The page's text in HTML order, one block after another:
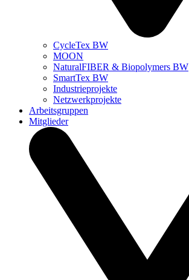
CycleTex BW
MOON
NaturalFIBER & Biopolymers BW
SmartTex BW
Industrieprojekte
Netzwerkprojekte
Arbeitsgruppen
Mitglieder